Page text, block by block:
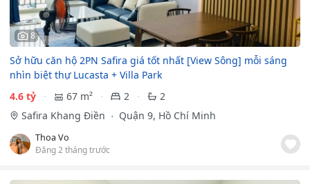
8
Sở hữu căn hộ 2PN Safira giá tốt nhất [View Sông] mỗi sáng
nhìn biệt thự Lucasta + Villa Park
4.6 tỷ
67 m² 2
2
Safira Khang Điền
Quận 9, Hồ Chí Minh
Thoa Vo
Đăng 2 tháng trước